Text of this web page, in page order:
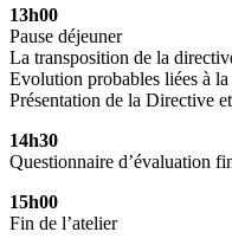
13h00
Pause déjeuner
La transposition de la
Evolution probables liées à
Présentation de la Directive
14h30
Questionnaire d’évaluation
15h00
Fin de l’atelier